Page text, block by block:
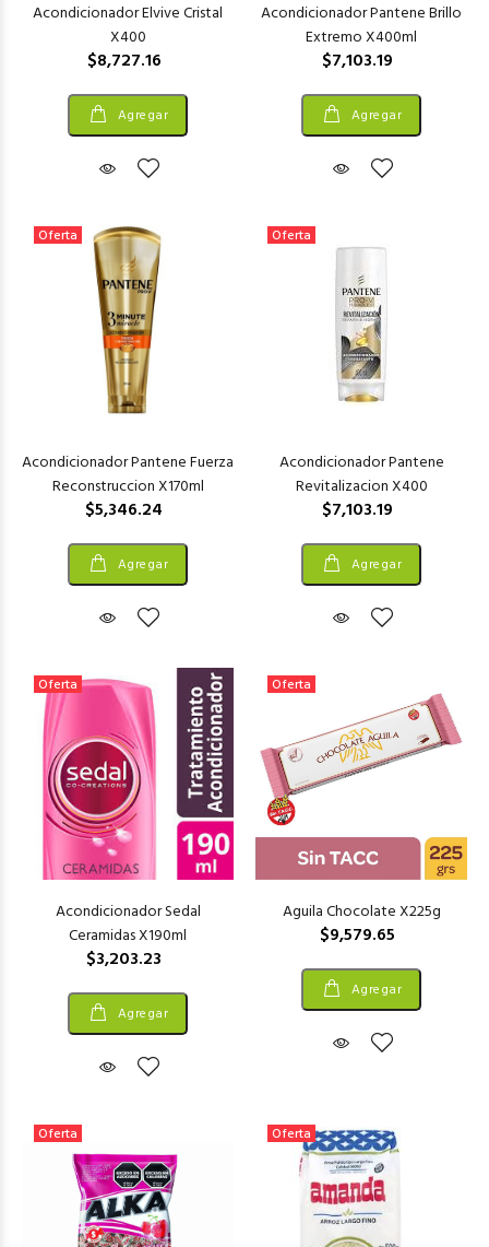
Acondicionador Elvive Cristal
X400
$8,727.16
Agregar
Acondicionador Pantene Brillo
Extremo X400ml
$7,103.19
Agregar
Oferta
Acondicionador Pantene Fuerza
Reconstruccion X170ml
$5,346.24
Agregar
Oferta
Acondicionador Pantene
Revitalizacion X400
$7,103.19
Agregar
Oferta
Acondicionador Sedal
Ceramidas X190ml
$3,203.23
Agregar
Oferta
Aguila Chocolate X225g
$9,579.65
Agregar
Oferta Oferta